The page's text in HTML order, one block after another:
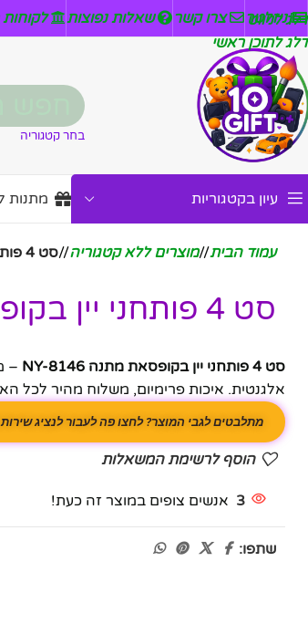
דלג לניווט
דלג לתוכן ראשי
ניזלטר צרו קשר שאלות נפוצות לקוחות
בחר קטגוריה
עיון בקטגוריות מתנות
עמוד הבית/ מוצרים ללא קטגוריה/ סט 4 פותחני יין בקופסאת מתנה NY-8146
סט 4 פותחני יין בקופסאת מתנה NY-8146
סט 4 פותחני יין בקופסאת מתנה NY-8146
אלגנטית. איכות פרימיום, משלוח מהיר לכל
מתלבטים לגבי המוצר? לחצו פה לעבור לנציג
הוסף לרשימת המשאלות
3 אנשים צופים במוצר זה כעת!
שתפו: